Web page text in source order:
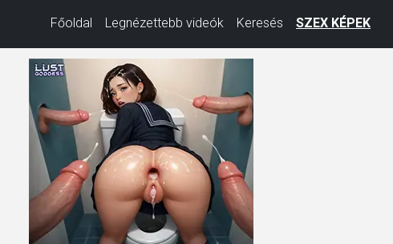
Főoldal Legnézettebb videók Keresés SZEX KÉPEK